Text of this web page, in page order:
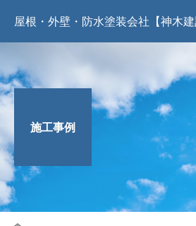
屋根・外壁・防水塗装会社【神木建
施工事例